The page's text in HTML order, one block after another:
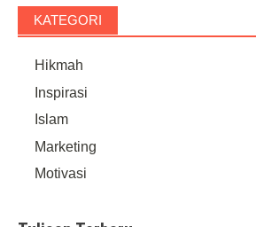
KATEGORI
Hikmah
Inspirasi
Islam
Marketing
Motivasi